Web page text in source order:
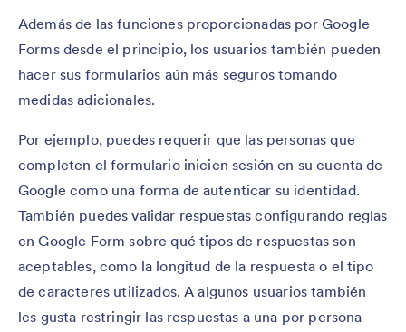
Además de las funciones proporcionadas por Google
Forms desde el principio, los usuarios también pueden
hacer sus formularios aún más seguros tomando
medidas adicionales.
Por ejemplo, puedes requerir que las personas que
completen el formulario inicien sesión en su cuenta de
Google como una forma de autenticar su identidad.
También puedes validar respuestas configurando reglas
en Google Form sobre qué tipos de respuestas son
aceptables, como la longitud de la respuesta o el tipo
de caracteres utilizados. A algunos usuarios también
les gusta restringir las respuestas a una por persona